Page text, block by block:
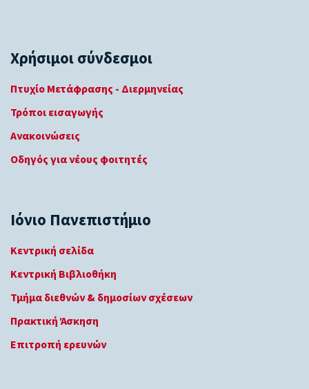
Χρήσιμοι σύνδεσμοι
Πτυχίο Μετάφρασης - Διερμηνείας
Τρόποι εισαγωγής
Ανακοινώσεις
Οδηγός για νέους φοιτητές
Ιόνιο Πανεπιστήμιο
Κεντρική σελίδα
Κεντρική Βιβλιοθήκη
Τμήμα διεθνών & δημοσίων σχέσεων
Πρακτική Άσκηση
Επιτροπή ερευνών